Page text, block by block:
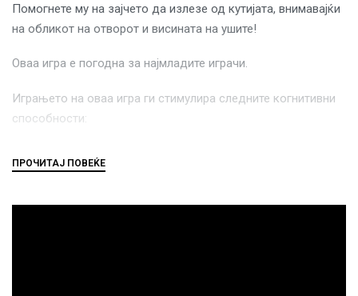
Помогнете му на зајчето да излезе од кутијата, внимавајќи
на обликот на отворот и висината на ушите!
Оваа игра е погодна за најмладите играчи.
Играњето на оваа игра ги стимулира следните когнитивни
способности:
логика